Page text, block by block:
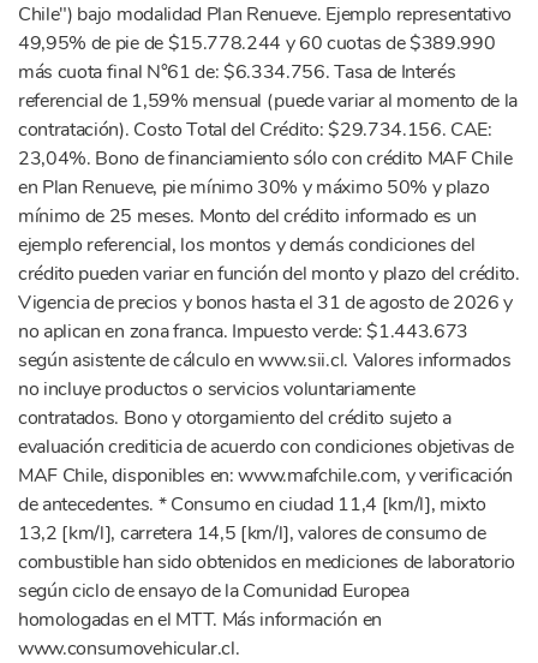
Chile") bajo modalidad Plan Renueve. Ejemplo representativo
49,95% de pie de $15.778.244 y 60 cuotas de $389.990
más cuota final N°61 de: $6.334.756. Tasa de Interés
referencial de 1,59% mensual (puede variar al momento de la
contratación). Costo Total del Crédito: $29.734.156. CAE:
23,04%. Bono de financiamiento sólo con crédito MAF Chile
en Plan Renueve, pie mínimo 30% y máximo 50% y plazo
mínimo de 25 meses. Monto del crédito informado es un
ejemplo referencial, los montos y demás condiciones del
crédito pueden variar en función del monto y plazo del crédito.
Vigencia de precios y bonos hasta el 31 de agosto de 2026 y
no aplican en zona franca. Impuesto verde: $1.443.673
según asistente de cálculo en www.sii.cl. Valores informados
no incluye productos o servicios voluntariamente
contratados. Bono y otorgamiento del crédito sujeto a
evaluación crediticia de acuerdo con condiciones objetivas de
MAF Chile, disponibles en: www.mafchile.com, y verificación
de antecedentes. * Consumo en ciudad 11,4 [km/l], mixto
13,2 [km/l], carretera 14,5 [km/l], valores de consumo de
combustible han sido obtenidos en mediciones de laboratorio
según ciclo de ensayo de la Comunidad Europea
homologadas en el MTT. Más información en
www.consumovehicular.cl.